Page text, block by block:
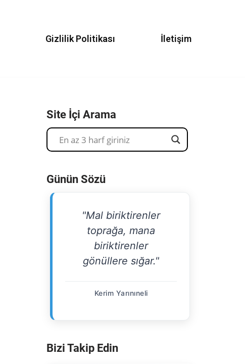
Gizlilik Politikası İletişim
Site İçi Arama
Günün Sözü
"Mal biriktirenler
toprağa, mana
biriktirenler
gönüllere sığar."
Kerim Yarınıneli
Bizi Takip Edin